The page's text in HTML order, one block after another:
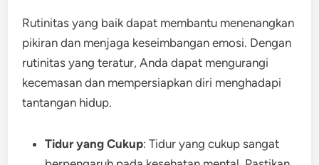
Rutinitas yang baik dapat membantu menenangkan
pikiran dan menjaga keseimbangan emosi. Dengan
rutinitas yang teratur, Anda dapat mengurangi
kecemasan dan mempersiapkan diri menghadapi
tantangan hidup.
Tidur yang Cukup: Tidur yang cukup sangat